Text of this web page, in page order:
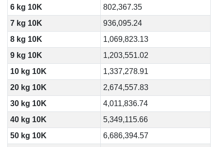
6 kg 10K
802,367.35
7 kg 10K
936,095.24
8 kg 10K
1,069,823.13
9 kg 10K
1,203,551.02
10 kg 10K
1,337,278.91
20 kg 10K
2,674,557.83
30 kg 10K
4,011,836.74
40 kg 10K
5,349,115.66
50 kg 10K
6,686,394.57